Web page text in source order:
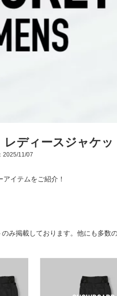
ディースジャケッ
2025/11/07
イテムをご紹介！
み掲載しております。他にも多数